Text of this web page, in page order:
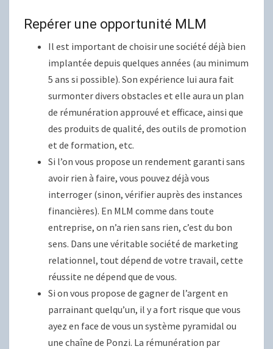
Repérer une opportunité MLM
Il est important de choisir une société déjà bien
implantée depuis quelques années (au minimum
5 ans si possible). Son expérience lui aura fait
surmonter divers obstacles et elle aura un plan
de rémunération approuvé et efficace, ainsi que
des produits de qualité, des outils de promotion
et de formation, etc.
Si l’on vous propose un rendement garanti sans
avoir rien à faire, vous pouvez déjà vous
interroger (sinon, vérifier auprès des instances
financières). En MLM comme dans toute
entreprise, on n’a rien sans rien, c’est du bon
sens. Dans une véritable société de marketing
relationnel, tout dépend de votre travail, cette
réussite ne dépend que de vous.
Si on vous propose de gagner de l’argent en
parrainant quelqu’un, il y a fort risque que vous
ayez en face de vous un système pyramidal ou
une chaîne de Ponzi. La rémunération par